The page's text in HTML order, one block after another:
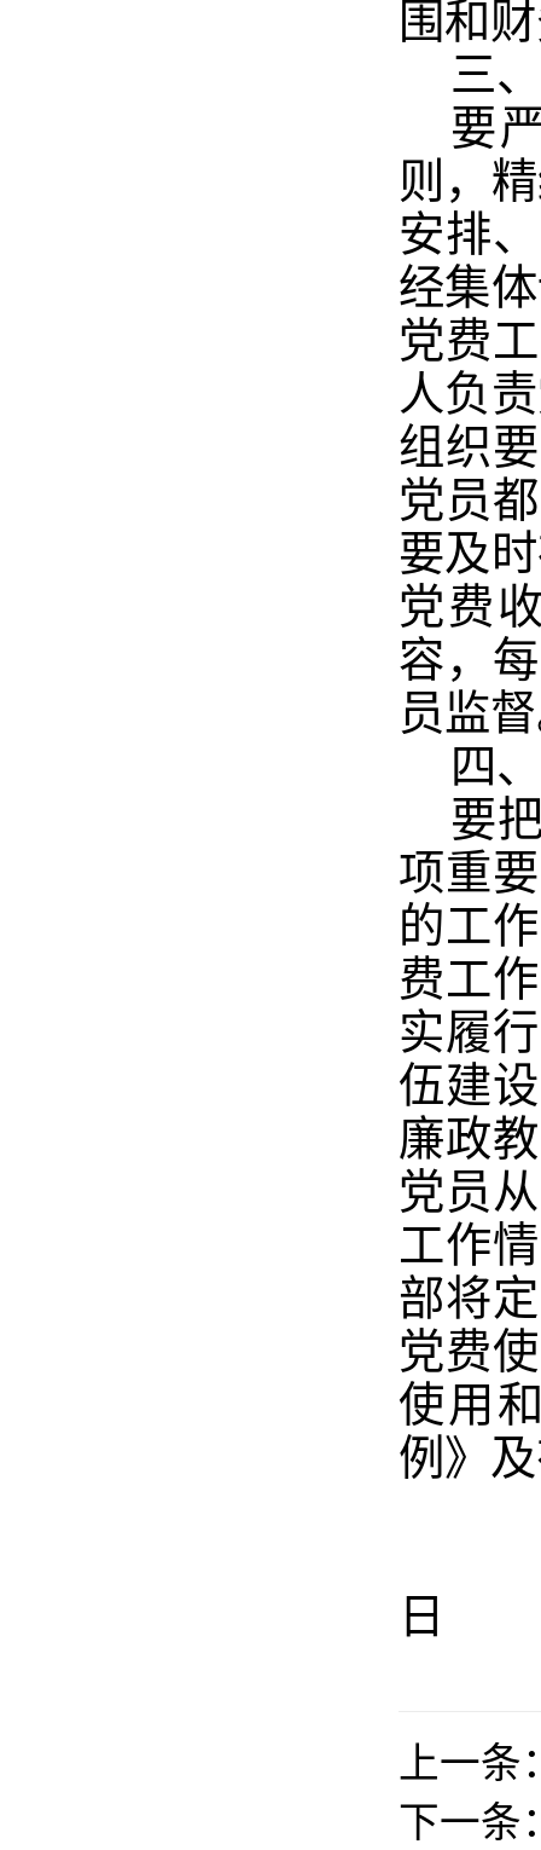
围和
三
要
则，
安排
经集
党费
人负
组织
党员
要及
党费
容，
员监
四
要
项重
的工
费工
实履
伍建
廉政
党员
工作
部将
党费
使用
例》
日
上一条
下一条